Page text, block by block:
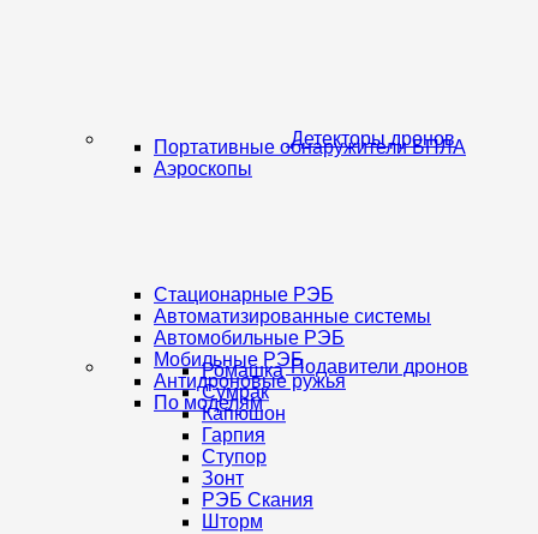
Детекторы дронов
Портативные обнаружители БПЛА
Аэроскопы
Подавители дронов
Стационарные РЭБ
Автоматизированные системы
Автомобильные РЭБ
Мобильные РЭБ
Антидроновые ружья
По моделям
Ромашка
Сумрак
Капюшон
Гарпия
Ступор
Зонт
РЭБ Скания
Шторм